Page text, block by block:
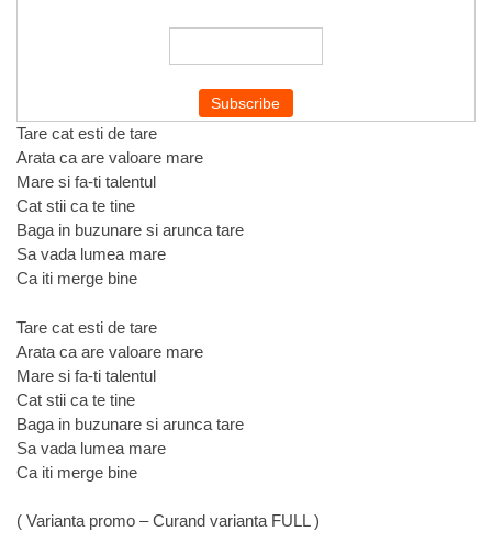
Tare cat esti de tare
Arata ca are valoare mare
Mare si fa-ti talentul
Cat stii ca te tine
Baga in buzunare si arunca tare
Sa vada lumea mare
Ca iti merge bine
Tare cat esti de tare
Arata ca are valoare mare
Mare si fa-ti talentul
Cat stii ca te tine
Baga in buzunare si arunca tare
Sa vada lumea mare
Ca iti merge bine
( Varianta promo – Curand varianta FULL )